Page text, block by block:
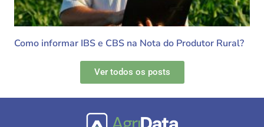
Como informar IBS e CBS na Nota do Produtor Rural?
Ver todos os posts